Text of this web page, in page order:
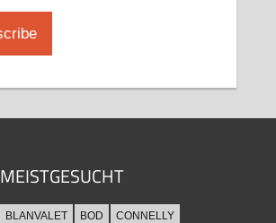
MEISTGESUCHT
BLANVALET BOD
CONNELLY